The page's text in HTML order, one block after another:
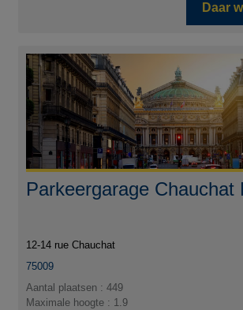
Daar
Parkeergarage Chauchat
12-14 rue Chauchat
75009
Aantal plaatsen : 449
Maximale hoogte : 1.9